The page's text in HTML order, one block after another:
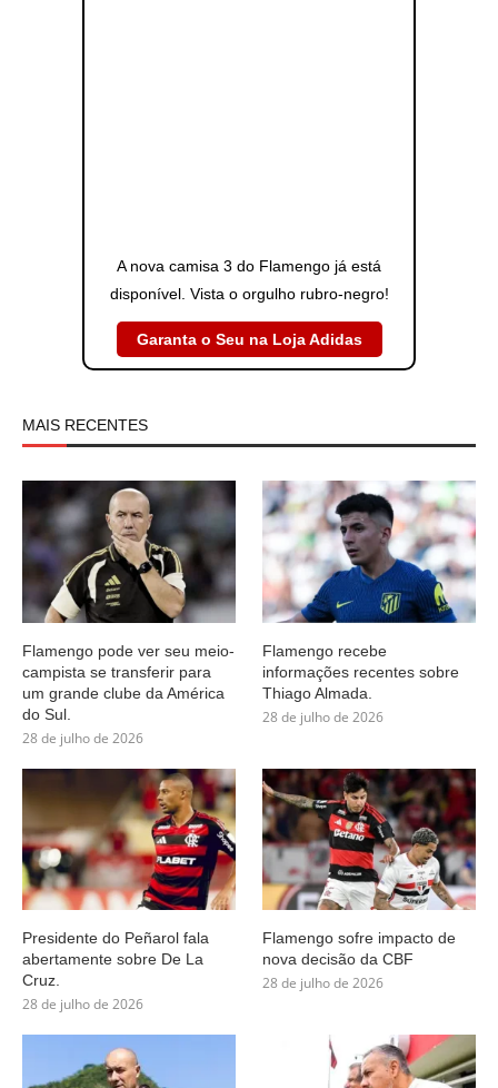
A nova camisa 3 do Flamengo já está
disponível. Vista o orgulho rubro-negro!
Garanta o Seu na Loja Adidas
MAIS RECENTES
Flamengo pode ver seu meio-
campista se transferir para
um grande clube da América
do Sul.
28 de julho de 2026
Flamengo recebe
informações recentes sobre
Thiago Almada.
28 de julho de 2026
Presidente do Peñarol fala
abertamente sobre De La
Cruz.
28 de julho de 2026
Flamengo sofre impacto de
nova decisão da CBF
28 de julho de 2026